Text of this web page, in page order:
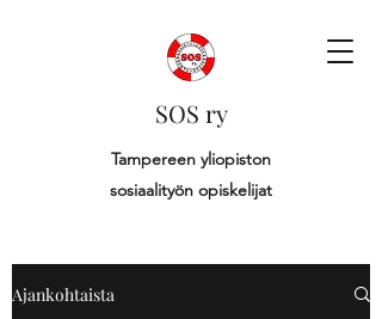
SOS ry
Tampereen yliopiston
sosiaalityön opiskelijat
Ajankohtaista